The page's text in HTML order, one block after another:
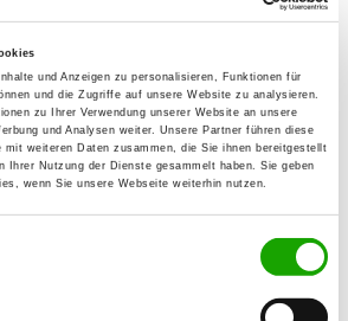
und Anzeigen zu personalisieren, Funktionen für
und die Zugriffe auf unsere Website zu analysieren.
zu Ihrer Verwendung unserer Website an unsere
und Analysen weiter. Unsere Partner führen diese
mit weiteren Daten zusammen, die Sie ihnen bereitgestellt
Ihrer Nutzung der Dienste gesammelt haben. Sie geben
wenn Sie unsere Webseite weiterhin nutzen.
Details
02
Details
West